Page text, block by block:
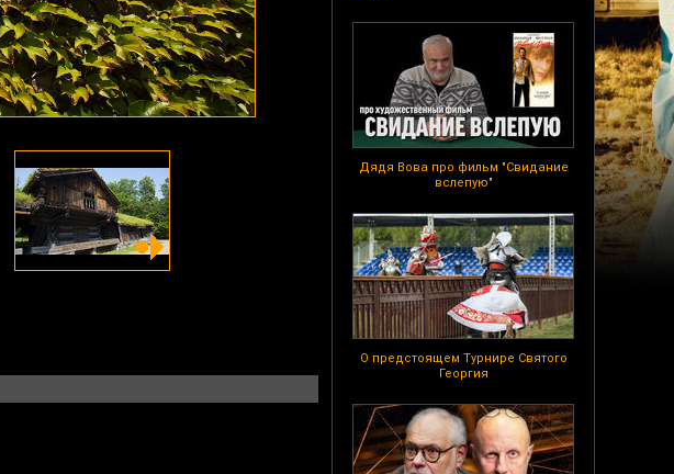
Дядя Вова про фильм "Свидание
вслепую"
О предстоящем Турнире Святого
Георгия